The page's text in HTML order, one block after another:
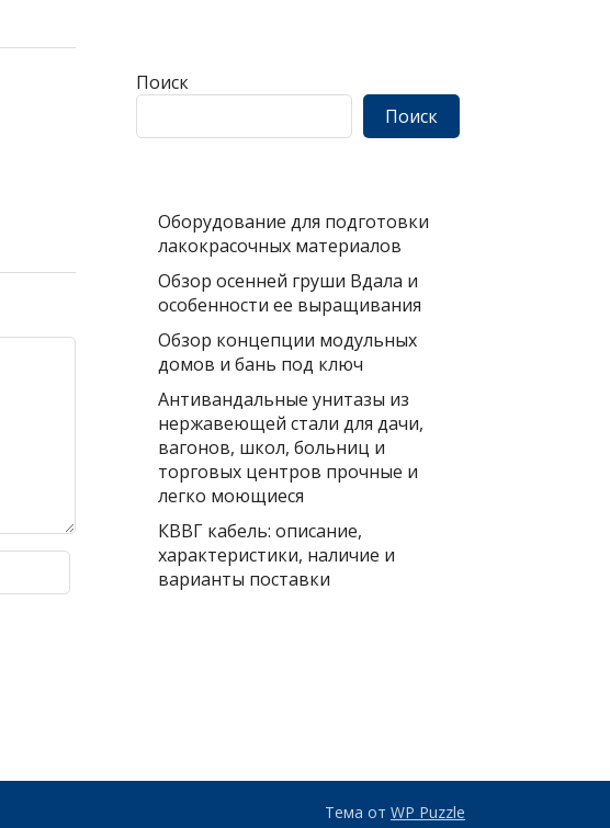
Поиск
Поиск
Оборудование для подготовки
лакокрасочных материалов
Обзор осенней груши Вдала и
особенности ее выращивания
Обзор концепции модульных
домов и бань под ключ
Антивандальные унитазы из
нержавеющей стали для дачи,
вагонов, школ, больниц и
торговых центров прочные и
легко моющиеся
КВВГ кабель: описание,
характеристики, наличие и
варианты поставки
Тема от WP Puzzle